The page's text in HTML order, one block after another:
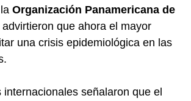
Organización Panamericana de
advirtieron que ahora el mayor
una crisis epidemiológica en las
internacionales señalaron que el